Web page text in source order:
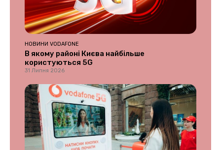
НОВИНИ VODAFONE
В якому районі Києва найбільше
користуються 5G
31 Липня 2026